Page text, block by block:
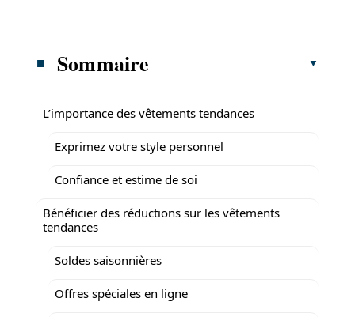
Sommaire
L’importance des vêtements tendances
Exprimez votre style personnel
Confiance et estime de soi
Bénéficier des réductions sur les vêtements
tendances
Soldes saisonnières
Offres spéciales en ligne